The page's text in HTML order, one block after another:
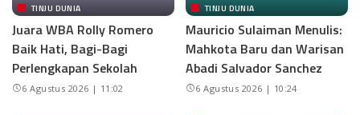
TINJU DUNIA
Juara WBA Rolly Romero
Baik Hati, Bagi-Bagi
Perlengkapan Sekolah
6 Agustus 2026 | 11:02
TINJU DUNIA
Mauricio Sulaiman Menulis:
Mahkota Baru dan Warisan
Abadi Salvador Sanchez
6 Agustus 2026 | 10:24